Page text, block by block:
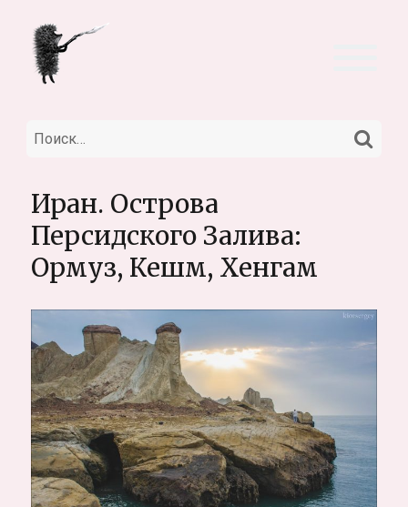
Искать:
Иран. Острова
Персидского Залива:
Ормуз, Кешм, Хенгам